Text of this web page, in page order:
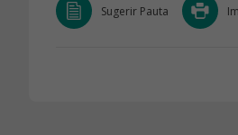
Sugerir Pauta